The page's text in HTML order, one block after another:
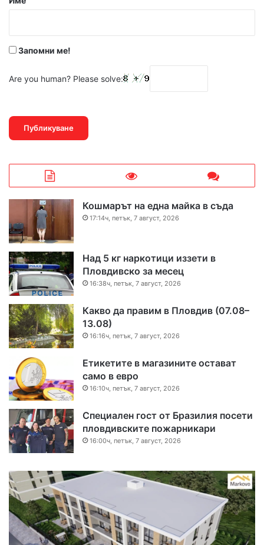
Запомни ме!
Are you human? Please solve:
Кошмарът на една майка в съда
17:14ч, петък, 7 август, 2026
Над 5 кг наркотици иззети в
Пловдивско за месец
16:38ч, петък, 7 август, 2026
Какво да правим в Пловдив (07.08–
13.08)
16:16ч, петък, 7 август, 2026
Етикетите в магазините остават
само в евро
16:10ч, петък, 7 август, 2026
Специален гост от Бразилия посети
пловдивските пожарникари
16:00ч, петък, 7 август, 2026